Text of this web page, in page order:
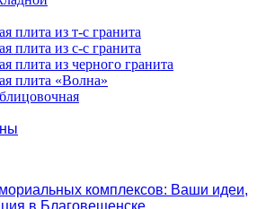
плита из т-с гранита
плита из с-с гранита
плита из черного гранита
плита «Волна»
комплексов: Ваши идеи,
в Благовещенске